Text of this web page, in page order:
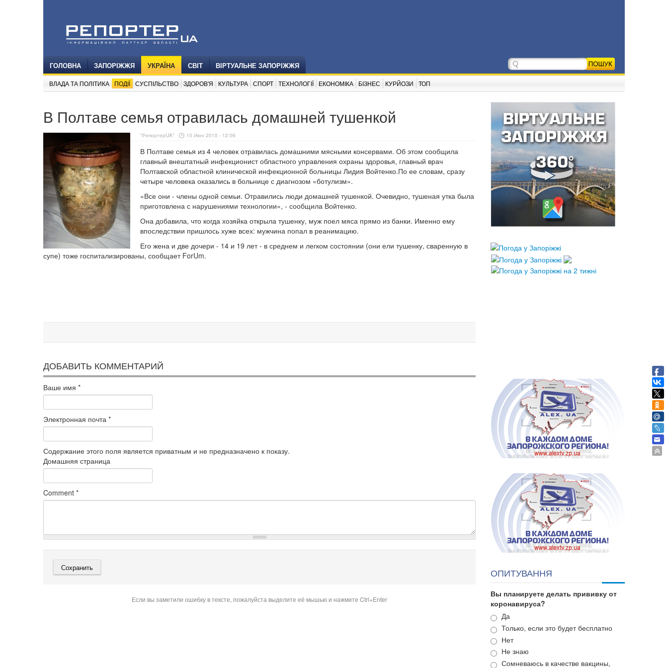
ГОЛОВНА ЗАПОРІЖЖЯ УКРАЇНА СВІТ ВІРТУАЛЬНЕ ЗАПОРІЖЖЯ
ВЛАДА ТА ПОЛІТИКА ПОДІЇ СУСПІЛЬСТВО ЗДОРОВ'Я КУЛЬТУРА СПОРТ ТЕХНОЛОГІЇ ЕКОНОМІКА БІЗНЕС КУРЙОЗИ ТОП
В Полтаве семья отравилась домашней тушенкой
"РепортерUA" 10 Июн 2010 - 12:06
В Полтаве семья из 4 человек отравилась домашними мясными консервами. Об этом сообщила
главный внештатный инфекционист областного управления охраны здоровья, главный врач
Полтавской областной клинической инфекционной больницы Лидия Войтенко.По ее словам, сразу
четыре человека оказались в больнице с диагнозом «ботулизм».
«Все они - члены одной семьи. Отравились люди домашней тушенкой. Очевидно, тушеная утка была
приготовлена с нарушениями технологии», - сообщила Войтенко.
Она добавила, что когда хозяйка открыла тушенку, муж поел мяса прямо из банки. Именно ему
впоследствии пришлось хуже всех: мужчина попал в реанимацию.
Его жена и две дочери - 14 и 19 лет - в среднем и легком состоянии (они ели тушенку, сваренную в
супе) тоже госпитализированы, сообщает ForUm.
ДОБАВИТЬ КОММЕНТАРИЙ
Ваше имя *
Электронная почта *
Содержание этого поля является приватным и не предназначено к показу.
Домашняя страница
Comment *
Если вы заметили ошибку в тексте, пожалуйста выделите её мышью и нажмите Ctrl+Enter
ОПИТУВАННЯ
Вы планируете делать прививку от
коронавируса?
Варианты
Да
Только, если это будет бесплатно
Нет
Не знаю
Сомневаюсь в качестве вакцины,